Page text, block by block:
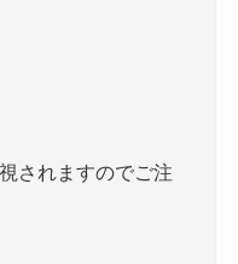
されますのでご注